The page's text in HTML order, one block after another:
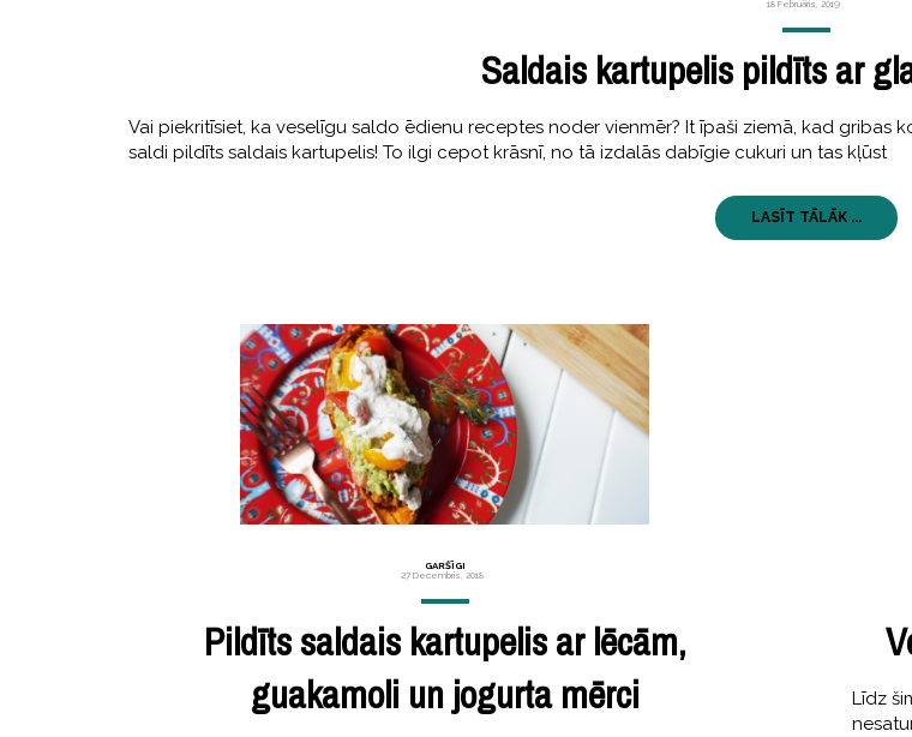
18 Februāris, 2019
Saldais kartupelis pildīts ar
Vai piekritīsiet, ka veselīgu saldo ēdienu receptes noder vienmēr? It īpaši ziemā, kad gribas
saldi pildīts saldais kartupelis! To ilgi cepot krāsnī, no tā izdalās dabīgie cukuri un tas kļūst
LASĪT TĀLĀK ...
GARŠĪGI
27 Decembris, 2018
Pildīts saldais kartupelis ar lēcām,
guakamoli un jogurta mērci
Līdz